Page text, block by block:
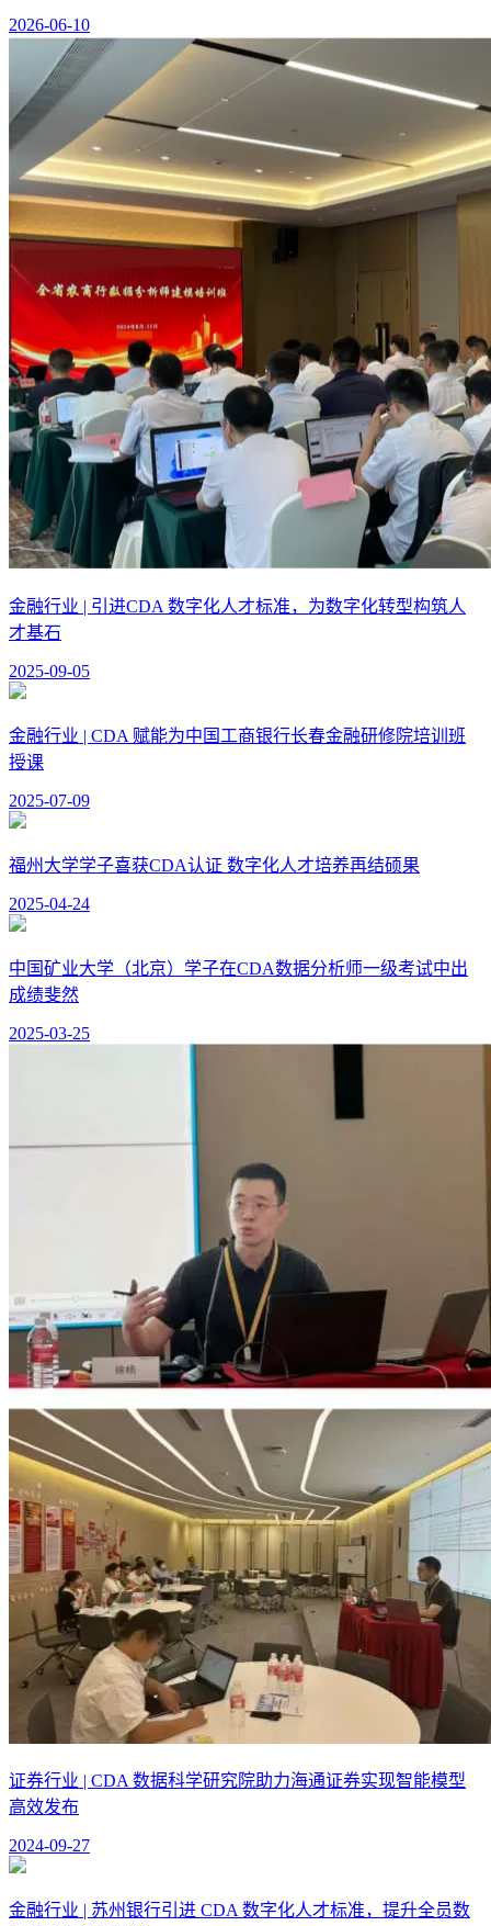
2026-06-10
金融行业 | 引进CDA 数字化人才标准，为数字化转型构筑人
才基石
2025-09-05
金融行业 | CDA 赋能为中国工商银行长春金融研修院培训班
授课
2025-07-09
福州大学学子喜获CDA认证 数字化人才培养再结硕果
2025-04-24
中国矿业大学（北京）学子在CDA数据分析师一级考试中出
成绩斐然
2025-03-25
证券行业 | CDA 数据科学研究院助力海通证券实现智能模型
高效发布
2024-09-27
金融行业 | 苏州银行引进 CDA 数字化人才标准，提升全员数